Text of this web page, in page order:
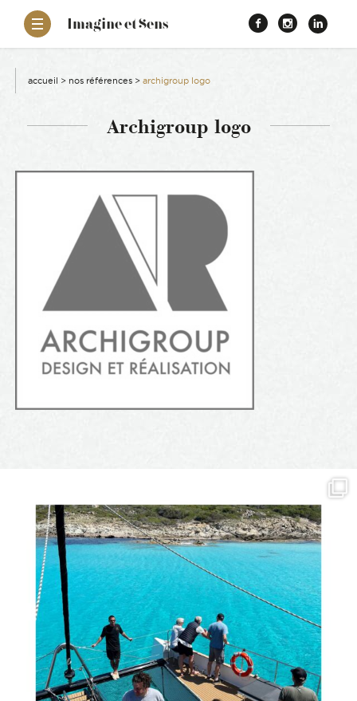
Imagine et Sens–
Événementiel
Communicants
accueil > nos références > archigroup logo
Archigroup logo
RSE